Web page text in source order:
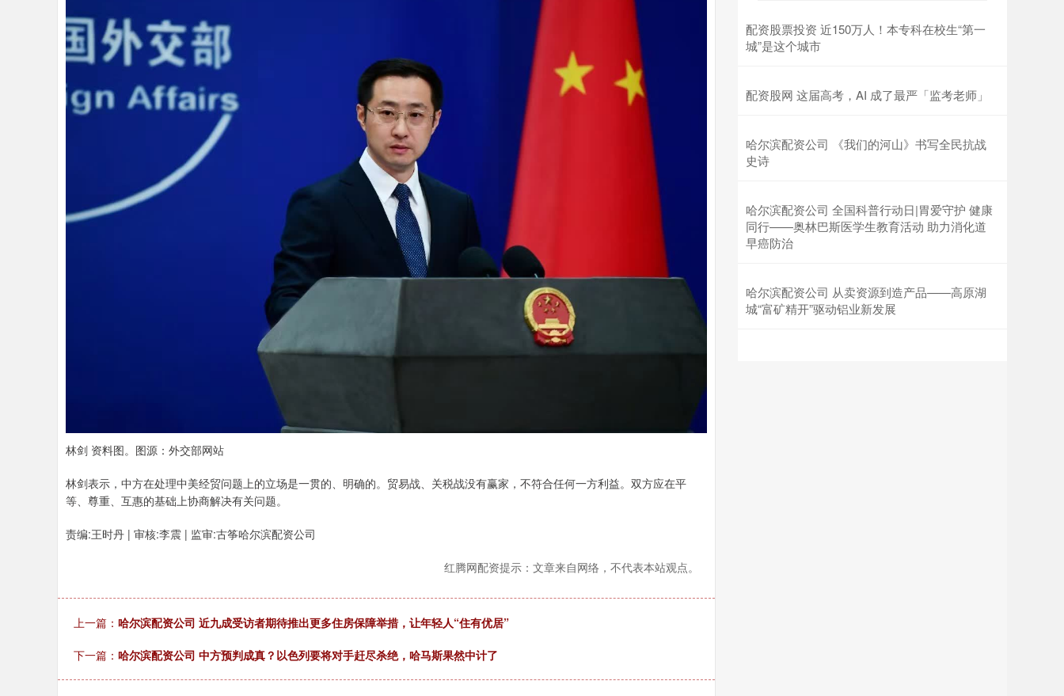
林剑 资料图。图源：外交部网站
林剑表示，中方在处理中美经贸问题上的立场是一贯的、明确的。贸易战、关税战没有赢家，不符合任何一方利益。双方应在平
等、尊重、互惠的基础上协商解决有关问题。
责编:王时丹 | 审核:李震 | 监审:古筝哈尔滨配资公司
红腾网配资提示：文章来自网络，不代表本站观点。
上一篇： 哈尔滨配资公司 近九成受访者期待推出更多住房保障举措，让年轻人“住有优居”
下一篇： 哈尔滨配资公司 中方预判成真？以色列要将对手赶尽杀绝，哈马斯果然中计了
配资股票投资 近150万人！本专科在校生“第一
城”是这个城市
配资股网 这届高考，AI 成了最严「监考老师」
哈尔滨配资公司 《我们的河山》书写全民抗战
史诗
哈尔滨配资公司 全国科普行动日|胃爱守护 健康
同行——奥林巴斯医学生教育活动 助力消化道
早癌防治
哈尔滨配资公司 从卖资源到造产品——高原湖
城“富矿精开”驱动铝业新发展